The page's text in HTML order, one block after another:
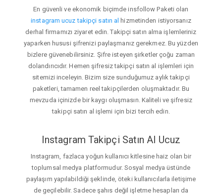
En güvenli ve ekonomik biçimde insfollow Paketi olan
instagram ucuz takipçi satın al hizmetinden istiyorsanız
derhal firmamızı ziyaret edin. Takipçi satın alma işlemleriniz
yaparken hususi şifrenizi paylaşmanız gerekmez. Bu yüzden
bizlere güvenebilirsiniz. Şifre isteyen şirketler çoğu zaman
dolandırıcıdır. Hemen şifresiz takipçi satın al işlemleri için
sitemizi inceleyin. Bizim size sunduğumuz aylık takipçi
paketleri, tamamen reel takipçilerden oluşmaktadır. Bu
mevzuda içinizde bir kaygı oluşmasın. Kaliteli ve şifresiz
takipçi satın al işlemi için bizi tercih edin.
Instagram Takipçi Satın Al Ucuz
Instagram, fazlaca yoğun kullanıcı kitlesine haiz olan bir
toplumsal medya platformudur. Sosyal medya üstünde
paylaşım yapılabildiği şeklinde, öteki kullanıcılarla iletişime
de geçilebilir. Sadece şahıs değil işletme hesapları da